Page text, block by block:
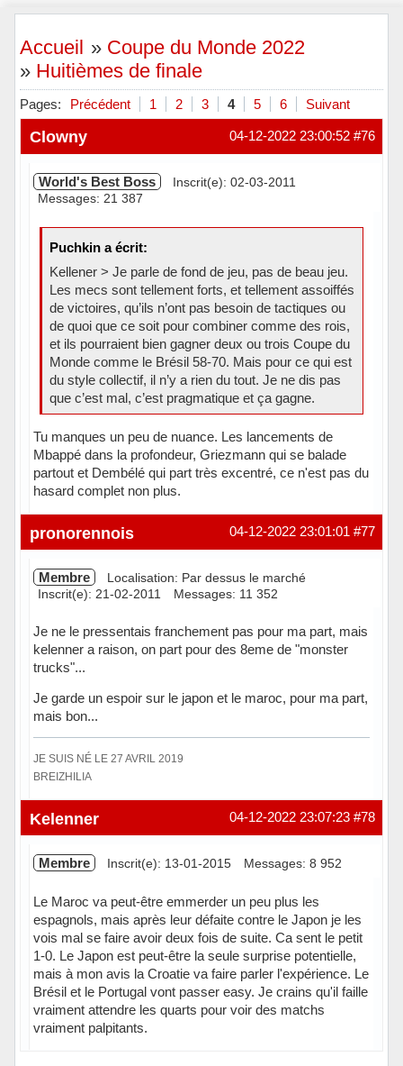
Accueil » Coupe du Monde 2022
» Huitièmes de finale
Pages: Précédent 1 2 3 4 5 6 Suivant
#76
04-12-2022 23:00:52
Clowny
World's Best Boss
Inscrit(e): 02-03-2011
Messages: 21 387
Puchkin a écrit:
Kellener > Je parle de fond de jeu, pas de beau jeu.
Les mecs sont tellement forts, et tellement assoiffés
de victoires, qu’ils n’ont pas besoin de tactiques ou
de quoi que ce soit pour combiner comme des rois,
et ils pourraient bien gagner deux ou trois Coupe du
Monde comme le Brésil 58-70. Mais pour ce qui est
du style collectif, il n’y a rien du tout. Je ne dis pas
que c’est mal, c’est pragmatique et ça gagne.
Tu manques un peu de nuance. Les lancements de
Mbappé dans la profondeur, Griezmann qui se balade
partout et Dembélé qui part très excentré, ce n'est pas du
hasard complet non plus.
Hors ligne #77
04-12-2022 23:01:01
pronorennois
Membre
Localisation: Par dessus le marché
Inscrit(e): 21-02-2011
Messages: 11 352
Je ne le pressentais franchement pas pour ma part, mais
kelenner a raison, on part pour des 8eme de "monster
trucks"...
Je garde un espoir sur le japon et le maroc, pour ma part,
mais bon...
JE SUIS NÉ LE 27 AVRIL 2019
BREIZHILIA
Hors ligne #78
04-12-2022 23:07:23
Kelenner
Membre Inscrit(e): 13-01-2015 Messages: 8 952
Le Maroc va peut-être emmerder un peu plus les
espagnols, mais après leur défaite contre le Japon je les
vois mal se faire avoir deux fois de suite. Ca sent le petit
1-0. Le Japon est peut-être la seule surprise potentielle,
mais à mon avis la Croatie va faire parler l'expérience. Le
Brésil et le Portugal vont passer easy. Je crains qu'il faille
vraiment attendre les quarts pour voir des matchs
vraiment palpitants.